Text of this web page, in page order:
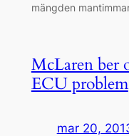
mängden
McLaren ber
ECU problem
mar 20,